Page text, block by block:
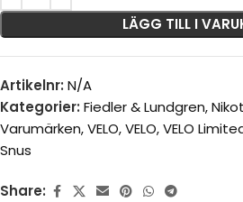
LÄGG TILL I
Artikelnr: N/A
Kategorier: Fiedler & Lundgren,
Varumärken,VELO,VELO,VELO
Snus
Share: